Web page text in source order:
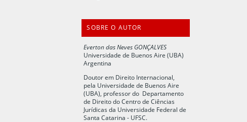
SOBRE O AUTOR
Everton das Neves GONÇALVES
Universidade de Buenos Aire (UBA)
Argentina
Doutor em Direito Internacional,
pela Universidade de Buenos Aire
(UBA), professor do Departamento
de Direito do Centro de Ciências
Jurídicas da Universidade Federal de
Santa Catarina - UFSC.